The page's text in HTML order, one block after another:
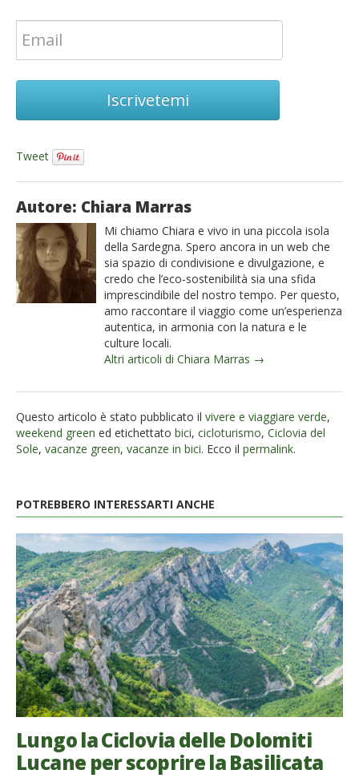
Iscrivetemi
Tweet
Autore: Chiara Marras
Mi chiamo Chiara e vivo in una piccola isola
della Sardegna. Spero ancora in un web che
sia spazio di condivisione e divulgazione, e
credo che l’eco-sostenibilità sia una sfida
imprescindibile del nostro tempo. Per questo,
amo raccontare il viaggio come un’esperienza
autentica, in armonia con la natura e le
culture locali.
Altri articoli di Chiara Marras →
Questo articolo è stato pubblicato il vivere e viaggiare verde,
weekend green ed etichettato bici, cicloturismo, Ciclovia del
Sole, vacanze green, vacanze in bici. Ecco il permalink.
POTREBBERO INTERESSARTI ANCHE
Lungo la Ciclovia delle Dolomiti
Lucane per scoprire la Basilicata